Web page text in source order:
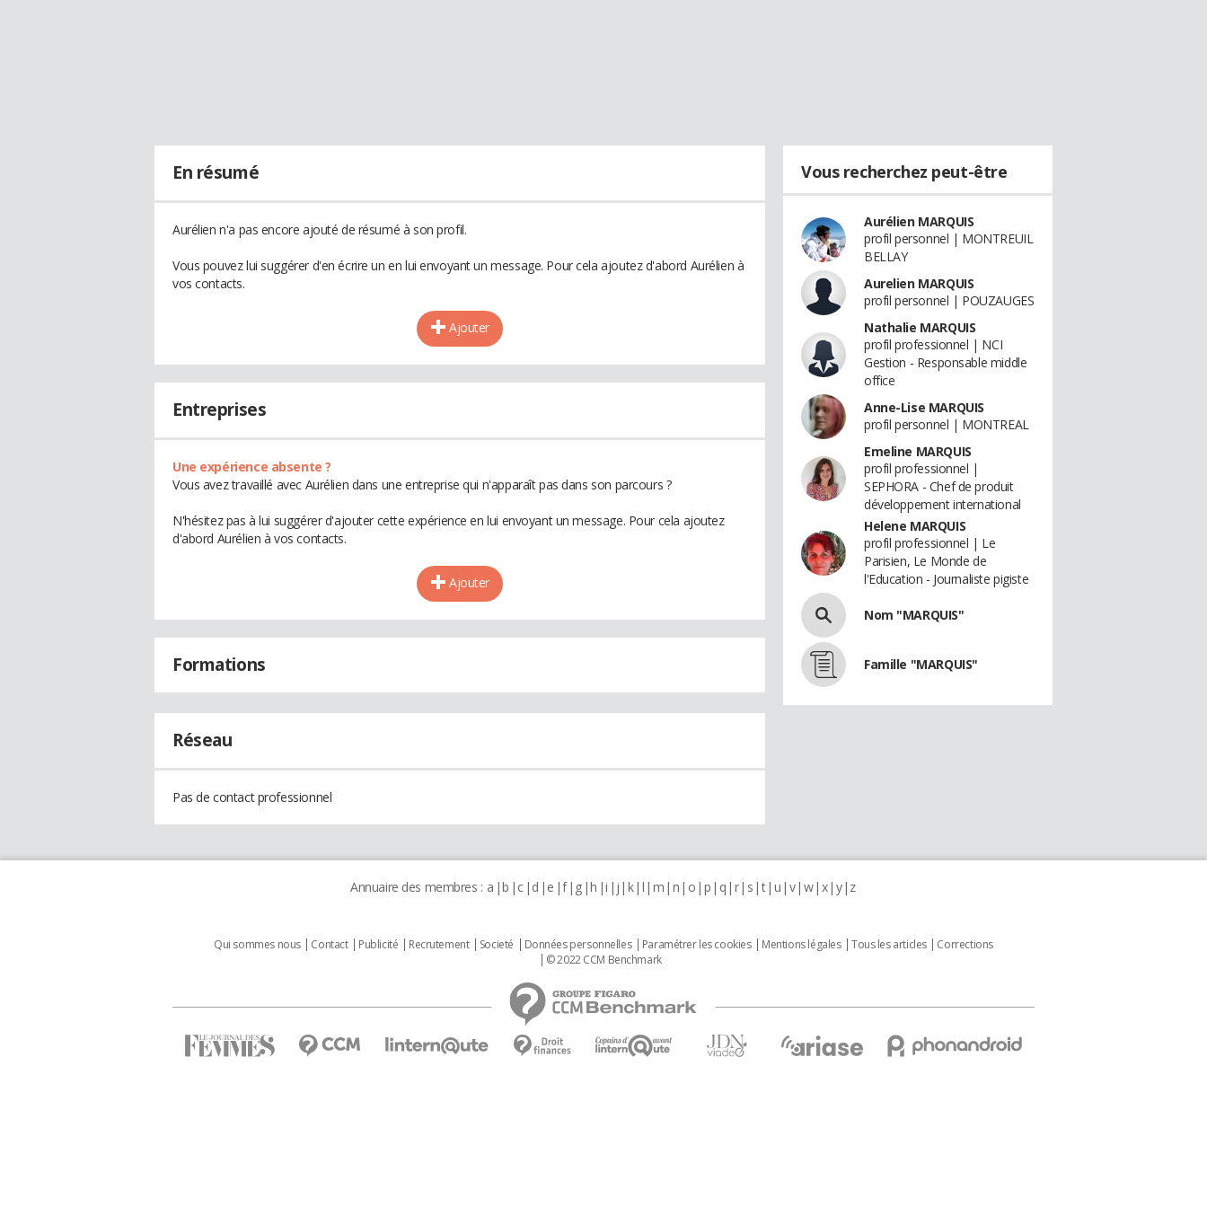
En résumé
Aurélien n'a pas encore ajouté de résumé à son profil.
Vous pouvez lui suggérer d'en écrire un en lui envoyant un message. Pour cela ajoutez d'abord Aurélien à
vos contacts.
Ajouter
Entreprises
Une expérience absente ?
Vous avez travaillé avec Aurélien dans une entreprise qui n'apparaît pas dans son parcours ?
N'hésitez pas à lui suggérer d'ajouter cette expérience en lui envoyant un message. Pour cela ajoutez
d'abord Aurélien à vos contacts.
Ajouter
Formations
Réseau
Pas de contact professionnel
Vous recherchez peut-être
Aurélien MARQUIS
profil personnel | MONTREUIL
BELLAY
Aurelien MARQUIS
profil personnel | POUZAUGES
Nathalie MARQUIS
profil professionnel | NCI
Gestion - Responsable middle
office
Anne-Lise MARQUIS
profil personnel | MONTREAL
Emeline MARQUIS
profil professionnel |
SEPHORA - Chef de produit
développement international
Helene MARQUIS
profil professionnel | Le
Parisien, Le Monde de
l'Education - Journaliste pigiste
Nom "MARQUIS"
Famille "MARQUIS"
Annuaire des membres : a b c d e f g h i j k l m n o p q r s t u v w x y z
Qui sommes nous Contact Publicité Recrutement Societé Données personnelles Paramétrer les cookies Mentions légales Tous les articles
Corrections
© 2022 CCM Benchmark